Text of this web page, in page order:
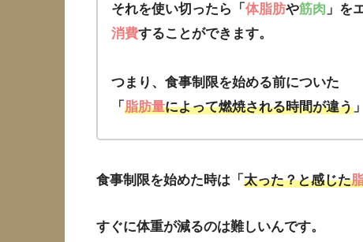
それを使い切ったら「体脂肪や筋肉 」を
消費することができます。
つまり、食事制限を始める前についた
「脂肪量によって燃焼される時間が違う
食事制限を始めた時は「 太った？と感じた
すぐに体重が減るのは難しいんです。